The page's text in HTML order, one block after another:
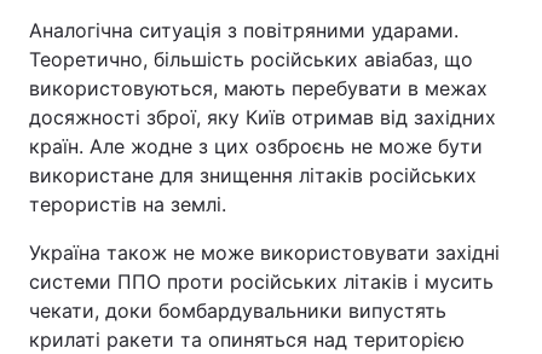
Аналогічна ситуація з повітряними ударами.
Теоретично, більшість російських авіабаз, що
використовуються, мають перебувати в межах
досяжності зброї, яку Київ отримав від західних
країн. Але жодне з цих озброєнь не може бути
використане для знищення літаків російських
терористів на землі.
Україна також не може використовувати західні
системи ППО проти російських літаків і мусить
чекати, доки бомбардувальники випустять
крилаті ракети та опиняться над територією